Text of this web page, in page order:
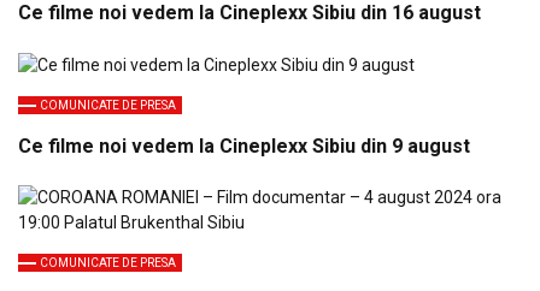
Ce filme noi vedem la Cineplexx Sibiu din 16 august
COMUNICATE DE PRESA
Ce filme noi vedem la Cineplexx Sibiu din 9 august
COMUNICATE DE PRESA